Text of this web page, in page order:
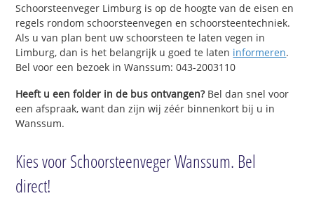
Schoorsteenveger Limburg is op de hoogte van de eisen en
regels rondom schoorsteenvegen en schoorsteentechniek.
Als u van plan bent uw schoorsteen te laten vegen in
Limburg, dan is het belangrijk u goed te laten informeren.
Bel voor een bezoek in Wanssum: 043-2003110
Heeft u een folder in de bus ontvangen?Bel dan snel voor
een afspraak, want dan zijn wij zéér binnenkort bij u in
Wanssum.
Kies voor Schoorsteenveger Wanssum. Bel
direct!